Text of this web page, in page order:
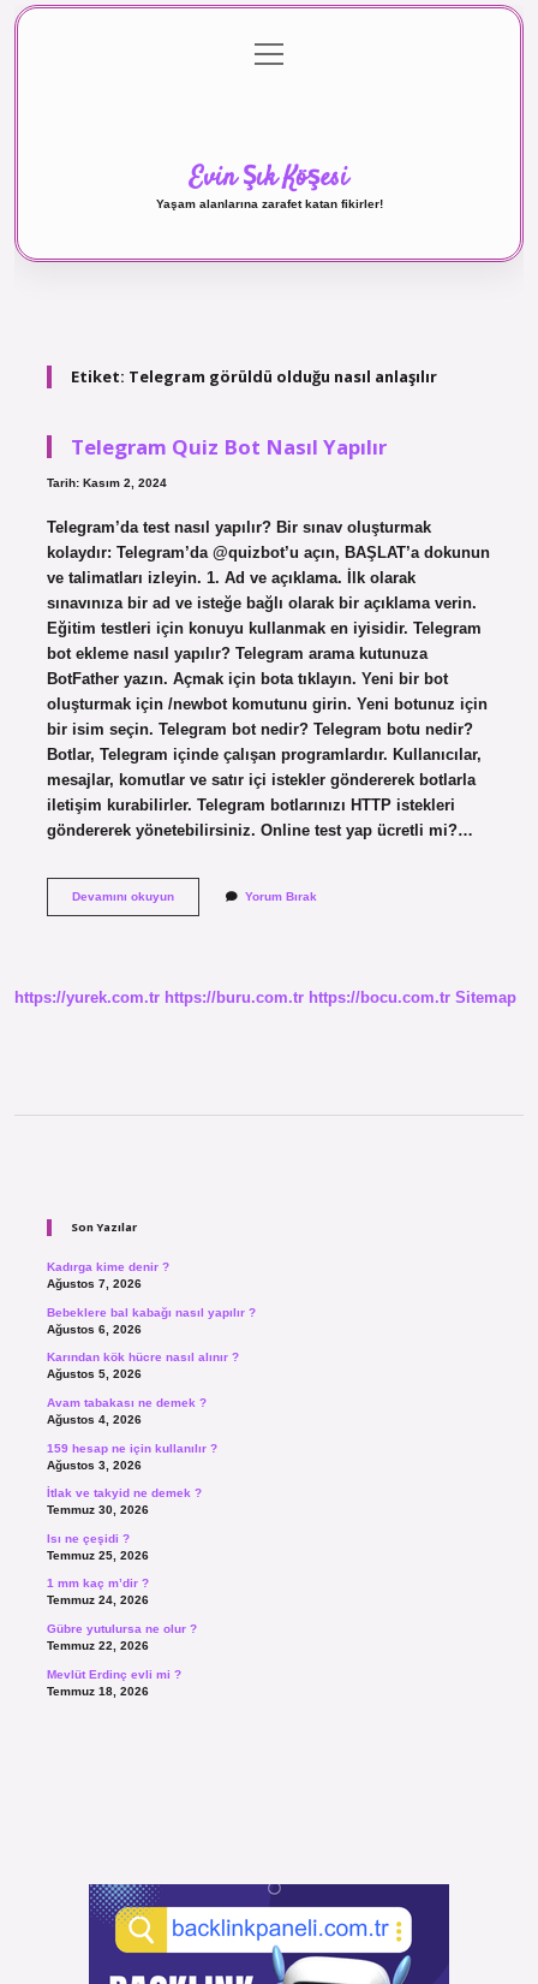
Gizlilik Politikası
menüyü
aç
Evin Şık Köşesi
Yaşam alanlarına zarafet katan fikirler!
Etiket: Telegram görüldü olduğu nasıl anlaşılır
Telegram Quiz Bot Nasıl Yapılır
Tarih: Kasım 2, 2024
Telegram’da test nasıl yapılır? Bir sınav oluşturmak
kolaydır: Telegram’da @quizbot’u açın, BAŞLAT’a dokunun
ve talimatları izleyin. 1. Ad ve açıklama. İlk olarak
sınavınıza bir ad ve isteğe bağlı olarak bir açıklama verin.
Eğitim testleri için konuyu kullanmak en iyisidir. Telegram
bot ekleme nasıl yapılır? Telegram arama kutunuza
BotFather yazın. Açmak için bota tıklayın. Yeni bir bot
oluşturmak için /newbot komutunu girin. Yeni botunuz için
bir isim seçin. Telegram bot nedir? Telegram botu nedir?
Botlar, Telegram içinde çalışan programlardır. Kullanıcılar,
mesajlar, komutlar ve satır içi istekler göndererek botlarla
iletişim kurabilirler. Telegram botlarınızı HTTP istekleri
göndererek yönetebilirsiniz. Online test yap ücretli mi?…
Devamını okuyunTelegram
Yorum Bırak
https://yurek.com.tr https://buru.com.tr https://bocu.com.tr Sitemap
Son Yazılar
Kadırga kime denir ?
Ağustos 7, 2026
Bebeklere bal kabağı nasıl yapılır ?
Ağustos 6, 2026
Karından kök hücre nasıl alınır ?
Ağustos 5, 2026
Avam tabakası ne demek ?
Ağustos 4, 2026
159 hesap ne için kullanılır ?
Ağustos 3, 2026
İtlak ve takyid ne demek ?
Temmuz 30, 2026
Isı ne çeşidi ?
Temmuz 25, 2026
1 mm kaç m’dir ?
Temmuz 24, 2026
Gübre yutulursa ne olur ?
Temmuz 22, 2026
Mevlüt Erdinç evli mi ?
Temmuz 18, 2026